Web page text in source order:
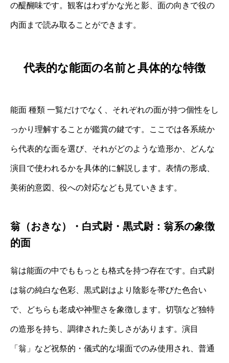
の醍醐味です。観客はわずかな光と影、面の向きで役の
内面まで読み取ることができます。
代表的な能面の名前と具体的な特徴
能面 種類 一覧だけでなく、それぞれの面が持つ個性をし
っかり理解することが鑑賞の鍵です。ここでは各系統か
ら代表的な面を選び、それがどのような造形か、どんな
演目で使われるかを具体的に解説します。表情の形成、
美術的意図、役への対応なども見ていきます。
翁（おきな）・白式尉・黒式尉：翁系の象徴
的面
翁は能面の中でももっとも格式を持つ存在です。白式尉
は翁の純白な色彩、黒式尉はより陰影を帯びた色合い
で、どちらも老成や神聖さを象徴します。切顎など独特
の造形を持ち、調律された美しさがあります。演目
「翁」など祝祭的・儀式的な場面でのみ使用され、普通